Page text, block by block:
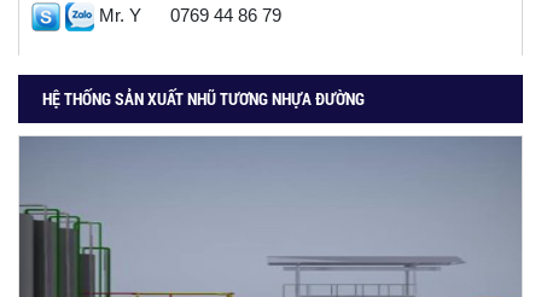
Mr. Y 0769 44 86 79
HỆ THỐNG SẢN XUẤT NHŨ TƯƠNG NHỰA ĐƯỜNG